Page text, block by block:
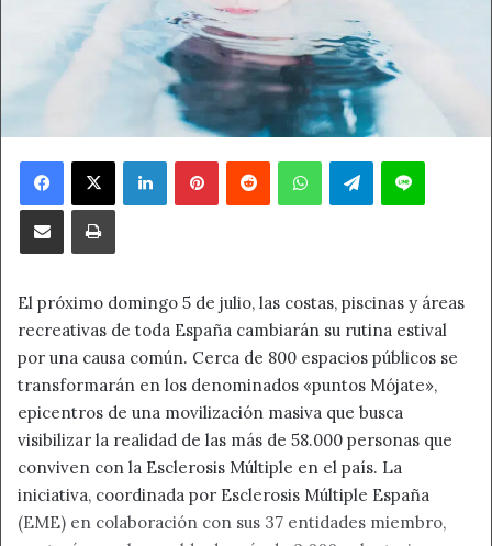
Facebook
X LinkedInPinterestReddit WhatsAppTelegramLine
Compartir por correo electrónicoImprimir
El próximo domingo 5 de julio, las costas, piscinas y áreas
recreativas de toda España cambiarán su rutina estival
por una causa común. Cerca de 800 espacios públicos se
transformarán en los denominados «puntos Mójate»,
epicentros de una movilización masiva que busca
visibilizar la realidad de las más de 58.000 personas que
conviven con la Esclerosis Múltiple en el país. La
iniciativa, coordinada por Esclerosis Múltiple España
(EME) en colaboración con sus 37 entidades miembro,